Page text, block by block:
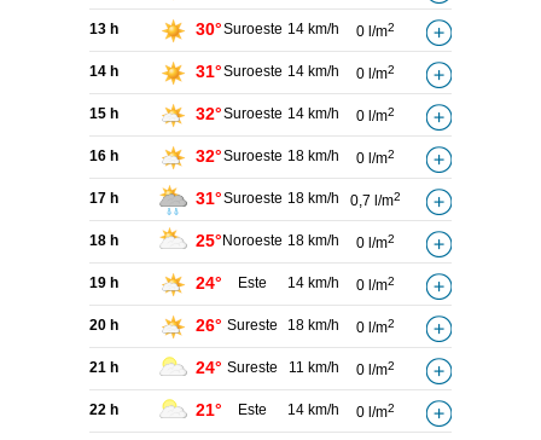
13 h 30°Suroeste 14 km/h 0 l/m2
14 h 31°Suroeste 14 km/h 0 l/m2
15 h 32°Suroeste 14 km/h 0 l/m2
16 h 32°Suroeste 18 km/h 0 l/m2
17 h 31°Suroeste 18 km/h 0,7 l/m2
18 h 25° Noroeste 18 km/h 0 l/m2
19 h 24° Este 14 km/h 0 l/m2
20 h 26° Sureste 18 km/h 0 l/m2
21 h 24° Sureste 11 km/h 0 l/m2
22 h 21° Este 14 km/h 0 l/m2